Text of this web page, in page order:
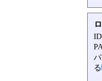
ID
る